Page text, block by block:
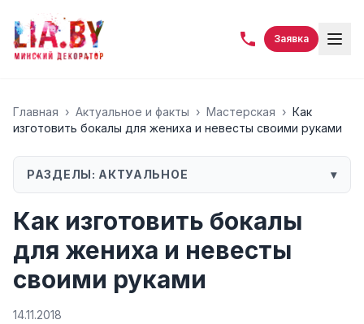
Заявка
Главная › Актуальное и факты › Мастерская › Как
изготовить бокалы для жениха и невесты своими руками
РАЗДЕЛЫ: АКТУАЛЬНОЕ ▾
Как изготовить бокалы
для жениха и невесты
своими руками
14.11.2018